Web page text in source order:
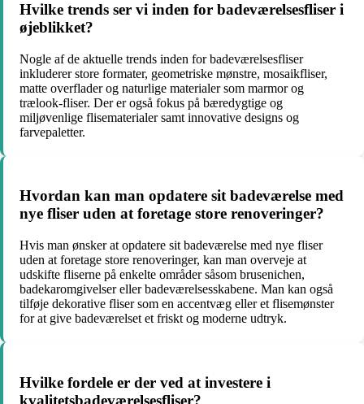
Hvilke trends ser vi inden for badeværelsesfliser i
øjeblikket?
Nogle af de aktuelle trends inden for badeværelsesfliser
inkluderer store formater, geometriske mønstre, mosaikfliser,
matte overflader og naturlige materialer som marmor og
trælook-fliser. Der er også fokus på bæredygtige og
miljøvenlige flisematerialer samt innovative designs og
farvepaletter.
Hvordan kan man opdatere sit badeværelse med
nye fliser uden at foretage store renoveringer?
Hvis man ønsker at opdatere sit badeværelse med nye fliser
uden at foretage store renoveringer, kan man overveje at
udskifte fliserne på enkelte områder såsom brusenichen,
badekaromgivelser eller badeværelsesskabene. Man kan også
tilføje dekorative fliser som en accentvæg eller et flisemønster
for at give badeværelset et friskt og moderne udtryk.
Hvilke fordele er der ved at investere i
kvalitetsbadeværelsesfliser?